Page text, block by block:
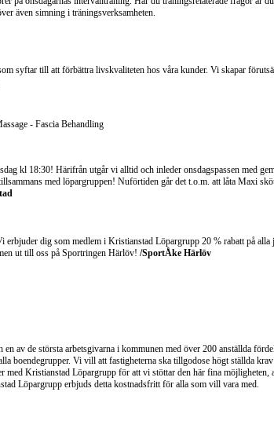
även simning i träningsverksamheten.
syftar till att förbättra livskvaliteten hos våra kunder. Vi skapar
- Fascia Behandling
kl 18:30! Härifrån utgår vi alltid och inleder onsdagspassen med
med löpargruppen! Nuförtiden går det t.o.m. att låta Maxi
erbjuder dig som medlem i Kristianstad Löpargrupp 20 % rabatt på
ut till oss på Sportringen Härlöv! /SportÅke Härlöv
en av de största arbetsgivarna i kommunen med över 200 anställda
boendegrupper. Vi vill att fastigheterna ska tillgodose högt ställda
Kristianstad Löpargrupp för att vi stöttar den här fina möjligheten,
Löpargrupp erbjuds detta kostnadsfritt för alla som vill vara med.